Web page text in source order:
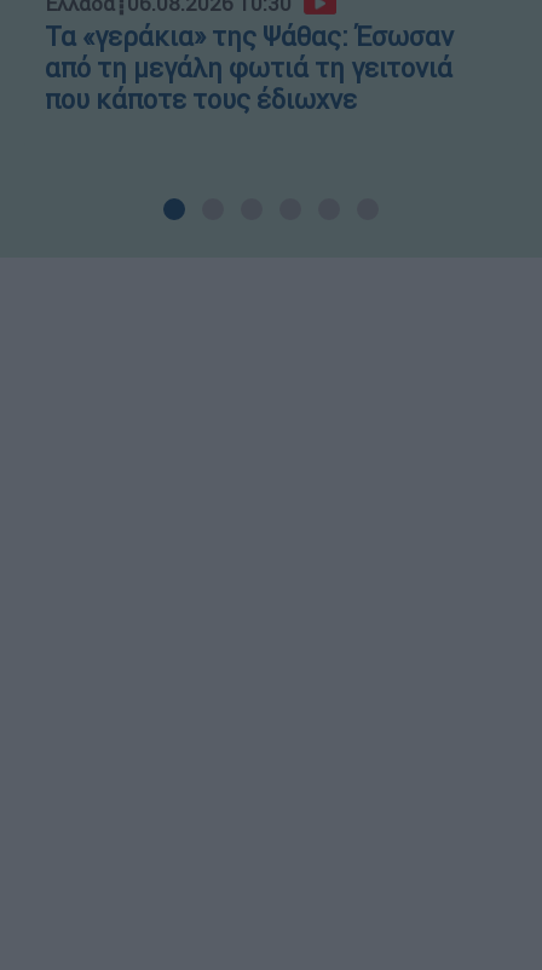
Τα «γεράκια» της Ψάθας: Έσωσαν
από τη μεγάλη φωτιά τη γειτονιά
που κάποτε τους έδιωχνε